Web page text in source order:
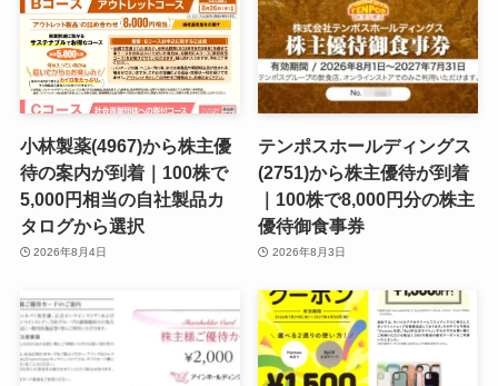
小林製薬(4967)から株主優
待の案内が到着｜100株で
5,000円相当の自社製品カ
タログから選択
2026年8月4日
テンポスホールディングス
(2751)から株主優待が到着
｜100株で8,000円分の株主
優待御食事券
2026年8月3日